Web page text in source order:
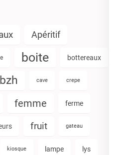
Apéritif
boite bottereaux
bzh cave crepe
femme ferme
fruit gateau
kiosque lampe lys